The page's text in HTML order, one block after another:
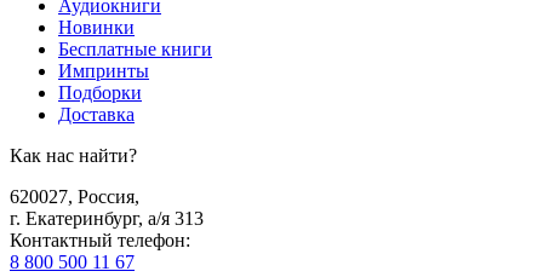
Аудиокниги
Новинки
Бесплатные книги
Импринты
Подборки
Доставка
Как нас найти?
620027, Россия,
г. Екатеринбург, а/я 313
Контактный телефон:
8 800 500 11 67